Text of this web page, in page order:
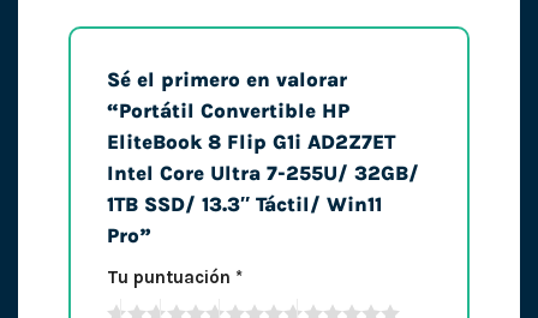
Sé el primero en valorar
“Portátil Convertible HP
EliteBook 8 Flip G1i AD2Z7ET
Intel Core Ultra 7-255U/ 32GB/
1TB SSD/ 13.3″ Táctil/ Win11
Pro”
Tu puntuación *